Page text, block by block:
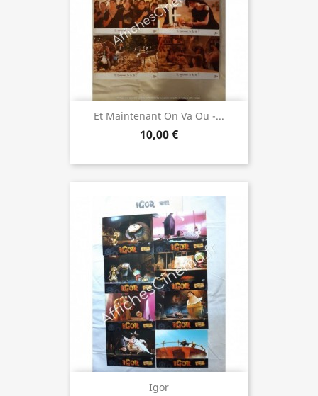
Et Maintenant On Va Ou -...
10,00 €
Igor